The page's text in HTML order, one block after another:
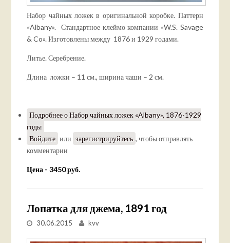
Набор чайных ложек в оригинальной коробке. Паттерн
«Albany». Стандартное клеймо компании «W.S. Savage
& Co». Изготовлены между 1876 и 1929 годами.
Литье. Серебрение.
Длина ложки – 11 см., ширина чаши – 2 см.
Подробнеео Набор чайных ложек «Albany», 1876-1929
годы
Войдите или зарегистрируйтесь , чтобы отправлять
комментарии
Цена - 3450 руб.
Лопатка для джема, 1891 год
30.06.2015 kvv